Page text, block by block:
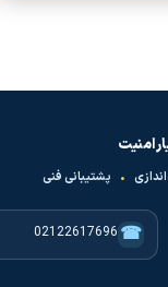
امنیت
• پشتیبانی فنی
☎
02122617696